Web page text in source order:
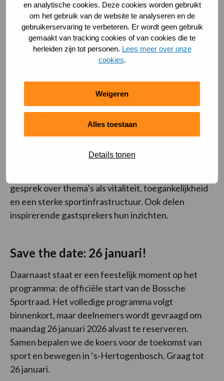
en analytische cookies. Deze cookies worden gebruikt
om het gebruik van de website te analyseren en de
gebruikerservaring te verbeteren. Er wordt geen gebruik
gemaakt van tracking cookies of van cookies die te
herleiden zijn tot personen. Lees meer over onze
cookies.
Weigeren
Alles toestaan
Details tonen
maandag 26 januari 2026. Deze avond markeert een
belangrijke stap richting een toekomstgerichte
koers voor sport en bewegen in onze gemeente.
Iedereen die betrokken is bij of interesse heeft in
sport en bewegen is van harte welkom om mee te
Wat kun je verwachten?
De bijeenkomst vormt het startpunt voor verdere
’s‑Hertogenbosch. Onder leiding van Huub van
gesprek over thema’s als vitaliteit, toegankelijkheid
en een sterke sportinfrastructuur. Ook delen
inspirerende gastsprekers hun inzichten.
Save the date: 26 januari!
Daarnaast staat er een feestelijk moment op het
programma: de officiële start van de Bossche
Sportraad. Het volledige programma volgt
binnenkort, maar deelnemers wordt gevraagd om
maandag 26 januari 2026 alvast te reserveren.
Samen bepalen we de koers voor de toekomst van
sport en bewegen in ‘s-Hertogenbosch. Graag tot
26 januari.